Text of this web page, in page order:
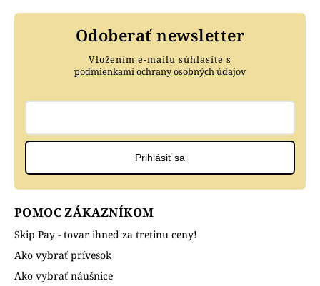
POMOC ZÁKAZNÍKOM
Skip Pay - tovar ihneď za tretinu ceny!
Ako vybrať prívesok
Ako vybrať náušnice
Odoberať newsletter
Vložením e-mailu súhlasíte s
podmienkami ochrany osobných údajov
Prihlásiť sa